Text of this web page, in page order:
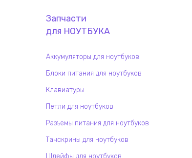
Запчасти
для НОУТБУКА
Аккумуляторы для ноутбуков
Блоки питания для ноутбуков
Клавиатуры
Петли для ноутбуков
Разъемы питания для ноутбуков
Тачскрины для ноутбуков
Шлейфы для ноутбуков